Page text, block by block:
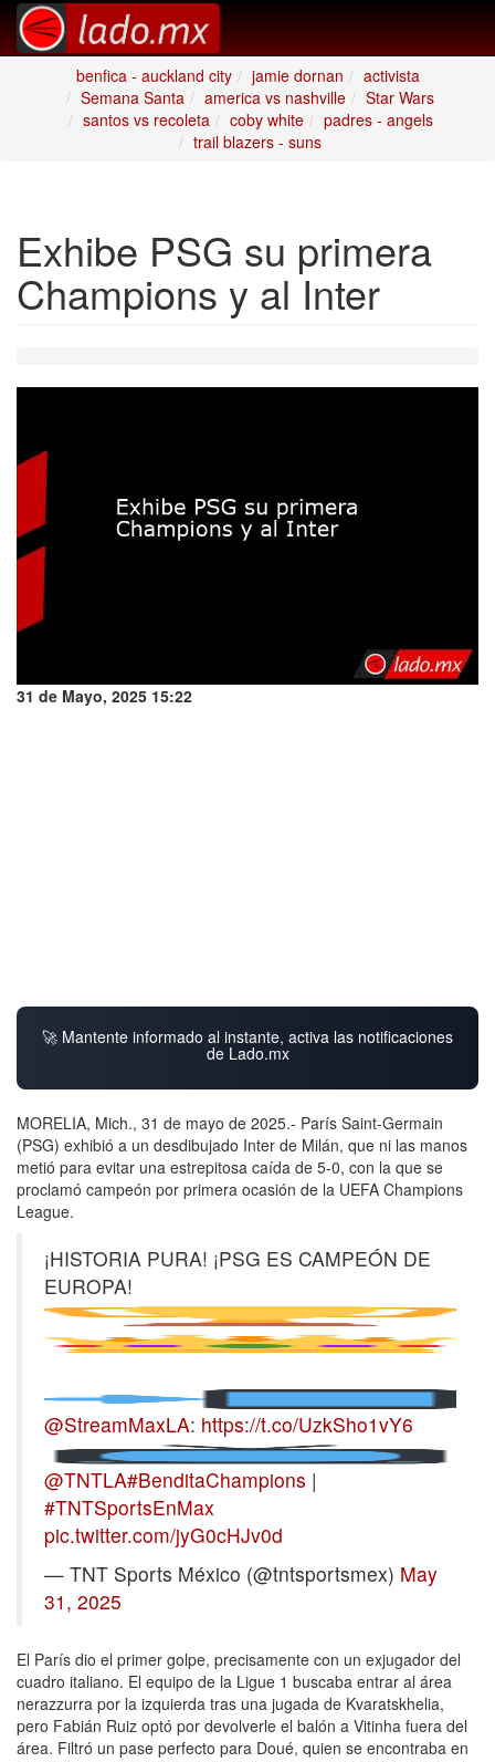
benfica - auckland city jamie dornan
activista
Semana Santa
america vs nashville
Star Wars
santos vs recoleta
coby white
padres - angels
trail blazers - suns
Exhibe PSG su primera
Champions y al Inter
31 de Mayo, 2025 15:22
🚀 Mantente informado al instante, activa las notificaciones
de Lado.mx
MORELIA, Mich., 31 de mayo de 2025.- París Saint-Germain
(PSG) exhibió a un desdibujado Inter de Milán, que ni las manos
metió para evitar una estrepitosa caída de 5-0, con la que se
proclamó campeón por primera ocasión de la UEFA Champions
League.
¡HISTORIA PURA! ¡PSG ES CAMPEÓN DE
EUROPA!
@StreamMaxLA: https://t.co/UzkSho1vY6
@TNTLA#BenditaChampions |
#TNTSportsEnMax
pic.twitter.com/jyG0cHJv0d
— TNT Sports México (@tntsportsmex) May
31, 2025
El París dio el primer golpe, precisamente con un exjugador del
cuadro italiano. El equipo de la Ligue 1 buscaba entrar al área
nerazzurra por la izquierda tras una jugada de Kvaratskhelia,
pero Fabián Ruiz optó por devolverle el balón a Vitinha fuera del
área. Filtró un pase perfecto para Doué, quien se encontraba en